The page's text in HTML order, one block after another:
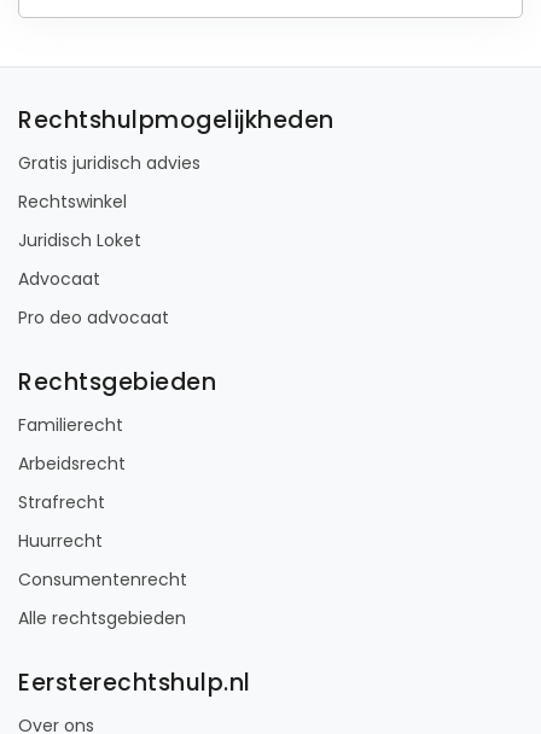
Rechtshulpmogelijkheden
Gratis juridisch advies
Rechtswinkel
Juridisch Loket
Advocaat
Pro deo advocaat
Rechtsgebieden
Familierecht
Arbeidsrecht
Strafrecht
Huurrecht
Consumentenrecht
Alle rechtsgebieden
Eersterechtshulp.nl
Over ons